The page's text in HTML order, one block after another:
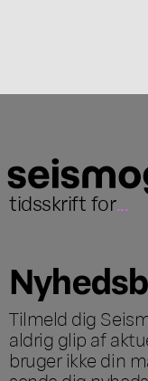
tidsskrift for...
Tilmeld dig
aldrig glip af
bruger ikke din